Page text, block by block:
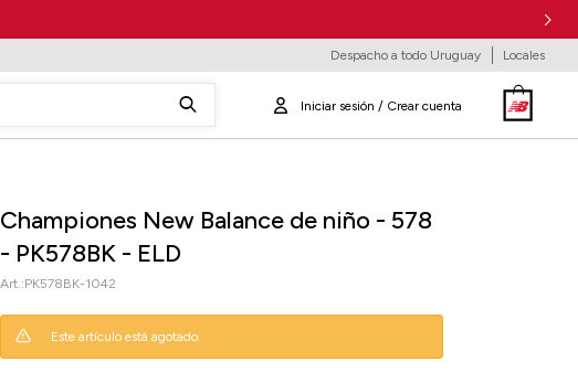
Despacho a todo Uruguay Locales
Championes New Balance de niño - 578
- PK578BK - ELD
PK578BK-1042
Este artículo está agotado.